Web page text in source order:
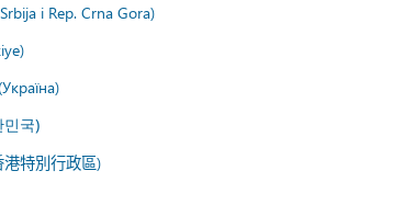
i Rep. Crna Gora)
민국)
特別行政區)